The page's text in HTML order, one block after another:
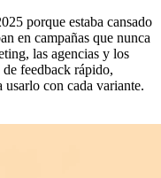
porque estaba cansado
en campañas que nunca
las agencias y los
feedback rápido,
usarlo con cada variante.